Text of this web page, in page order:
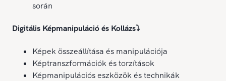
során
Digitális Képmanipuláció és Kollázs⤵️
Képek összeállítása és manipulációja
Képtranszformációk és torzítások
Képmanipulációs eszközök és technikák